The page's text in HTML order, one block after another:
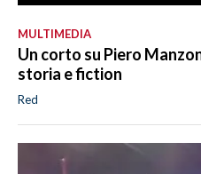
MULTIMEDIA
Un corto su Piero
storia e fiction
Red